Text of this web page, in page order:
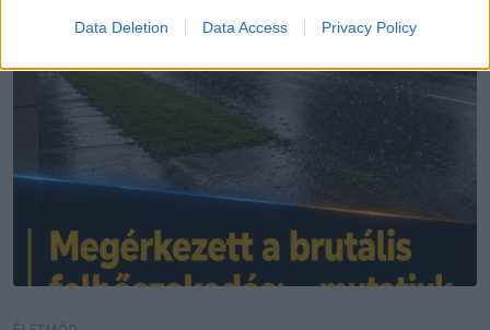
Data Deletion Data Access Privacy Policy